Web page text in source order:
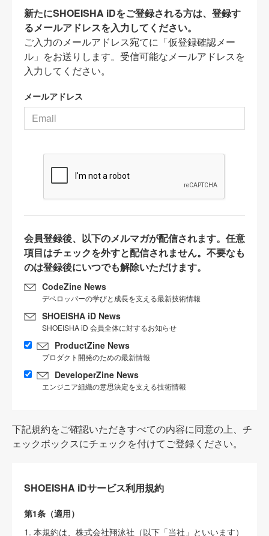
新たにSHOEISHA iDをご登録される方は、登録す
るメールアドレスを入力してください。
ご入力のメールアドレス宛てに「仮登録確認メー
ル」をお送りします。受信可能なメールアドレスを
入力してください。
メールアドレス
会員登録後、以下のメルマガが配信されます。任意
項目はチェックを外すと配信されません。不要なも
のは登録後にいつでも解除いただけます。
CodeZine News
デベロッパーの学びと成長を支える最新技術情報
SHOEISHA iD News
SHOEISHA iD 会員全体に対するお知らせ
ProductZine News
プロダクト開発のための最新情報
DeveloperZine News
エンジニア組織の意思決定を支える技術情報
下記規約をご確認いただきすべての内容に同意の上、チ
ェックボックスにチェックを付けてご登録ください。
SHOEISHA iDサービス利用規約
第1条（適用）
1. 本規約は、株式会社翔泳社（以下「当社」といいます）